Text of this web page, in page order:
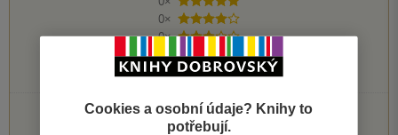
0×
4 hvězdičky
0×
3 hvězdičky
0×
2 hvězdičky
0×
1 hvezdička
PŘIDEJTE SVÉ HODNOCENÍ KNIHY
Cookies a osobní údaje? Knihy to
potřebují.